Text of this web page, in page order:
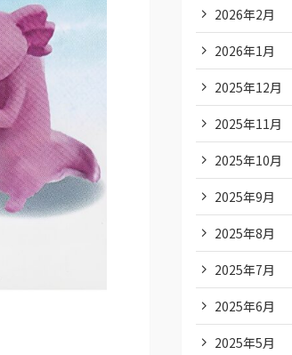
2026年2月
2026年1月
2025年12月
2025年11月
2025年10月
2025年9月
2025年8月
2025年7月
2025年6月
2025年5月